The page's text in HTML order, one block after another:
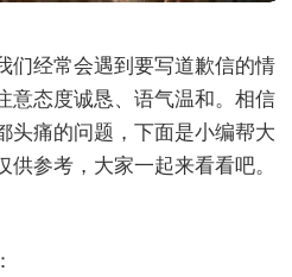
们经常会遇到要写道歉信的情
意态度诚恳、语气温和。相信
头痛的问题，下面是小编帮大
参考，大家一起来看看吧。